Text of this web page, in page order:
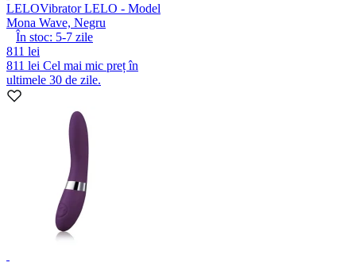
LELOVibrator LELO - Model
Mona Wave, Negru
În stoc: 5-7 zile
811 lei
811 lei Cel mai mic preț în
ultimele 30 de zile.